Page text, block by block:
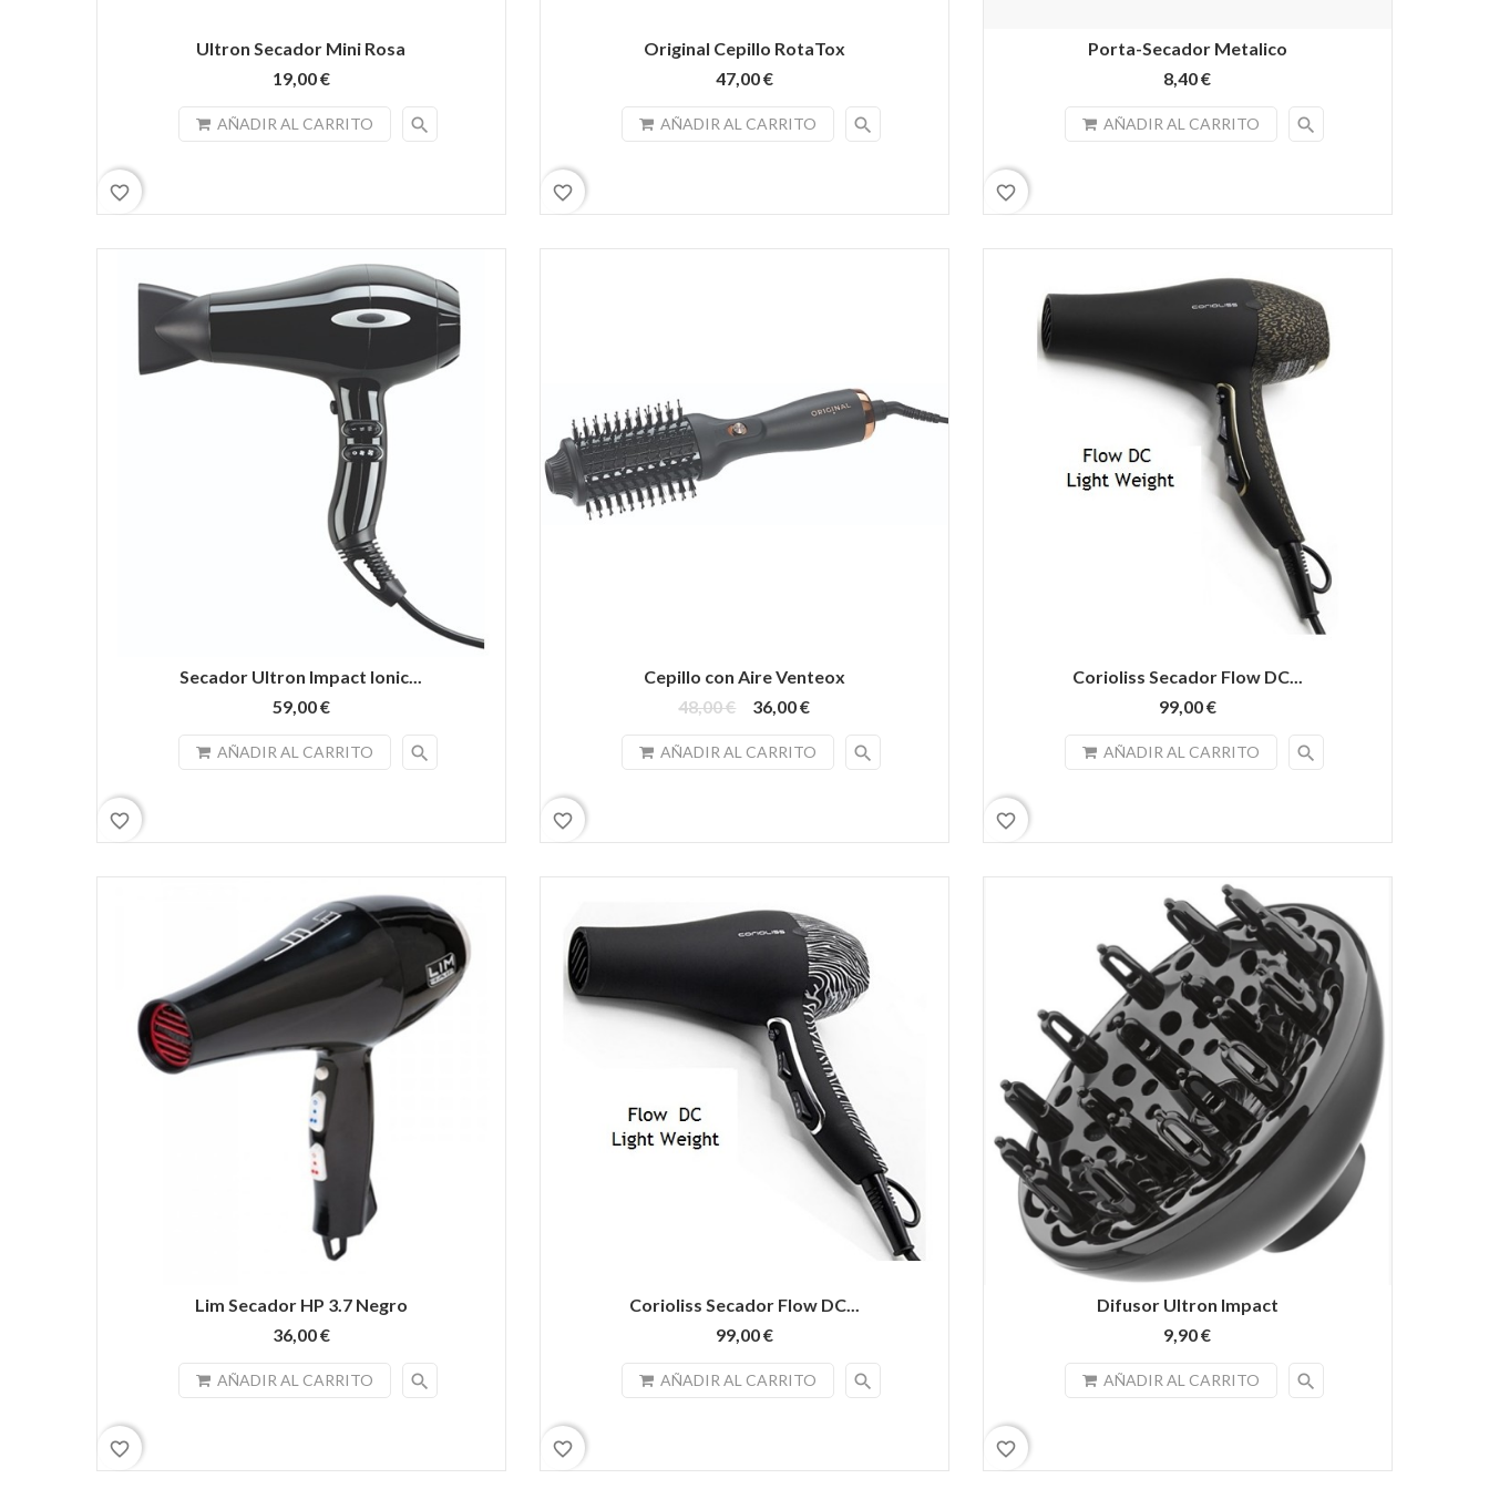
Ultron Secador Mini Rosa
19,00 €
AÑADIR AL CARRITO search
favorite_border
Original Cepillo RotaTox
47,00 €
AÑADIR AL CARRITO search
favorite_border
Porta-Secador Metalico
8,40 €
AÑADIR AL CARRITO search
favorite_border
Secador Ultron Impact Ionic...
59,00 €
AÑADIR AL CARRITO search
favorite_border
Cepillo con Aire Venteox
48,00 €
36,00 €
AÑADIR AL CARRITO search
favorite_border
Corioliss Secador Flow DC...
99,00 €
AÑADIR AL CARRITO search
favorite_border
Lim Secador HP 3.7 Negro
36,00 €
AÑADIR AL CARRITO search
favorite_border
Corioliss Secador Flow DC...
99,00 €
AÑADIR AL CARRITO search
favorite_border
Difusor Ultron Impact
9,90 €
AÑADIR AL CARRITO search
favorite_border